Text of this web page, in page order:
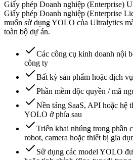
Giấy phép Doanh nghiệp (Enterprise)
Giấy phép Doanh nghiệp (Enterprise
muốn sử dụng YOLO của Ultralytics
toàn bộ dự án.
Các công cụ kinh doanh nội
công ty
Bất kỳ sản phẩm hoặc dịch
Phần mềm độc quyền / mã
Nền tảng SaaS, API hoặc hệ
YOLO ở phía sau
Triển khai nhúng trong phần
robot, camera hoặc thiết bị gia
Sử dụng các model YOLO